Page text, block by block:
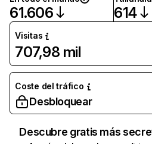
61.606 614
Visitas
707,98 mil
Coste del tráfico
Desbloquear
Descubre gratis más